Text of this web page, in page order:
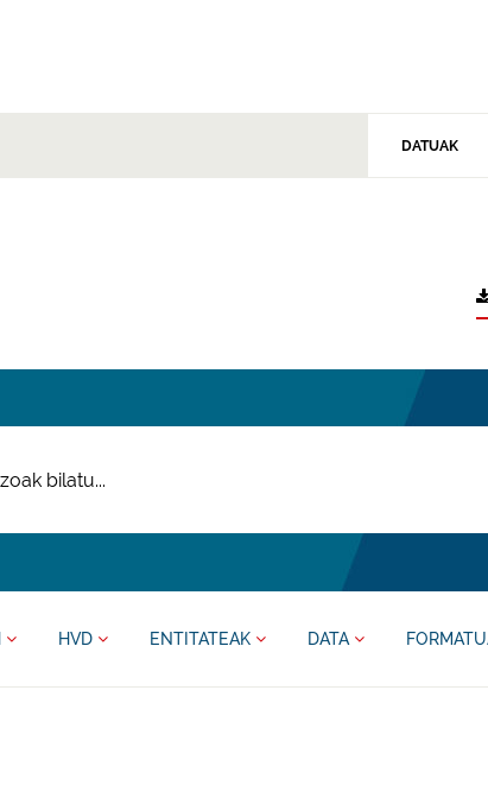
DATUAK
HVD ENTITATEAK DATA